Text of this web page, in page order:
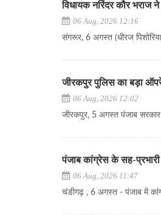
विधायक नरिंदर कौर भराज
06 Aug, 2026 12:16
संगरूर, 6 अगस्त (धीरज
जीरकपुर पुलिस का बड़ा
06 Aug, 2026 12:02
जीरकपुर, 5 अगस्त पंजाब
पंजाब कांग्रेस के सह-
06 Aug, 2026 11:47
चंडीगढ़ , 6 अगस्त - पंजाब में